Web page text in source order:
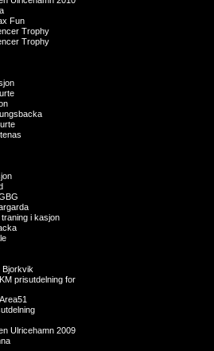
Fun
Trophy
Trophy
i kasjon
Bjorkvik
prisutdelning for
Ulricehamn 2009